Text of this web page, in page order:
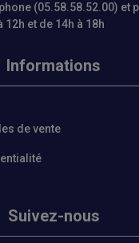
(05.58.58.52.00) et
et de 14h à 18h
Informations
de vente
Suivez-nous